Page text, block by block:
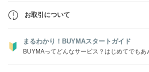
お取引について
まるわかり！BUYMAスタートガイド
BUYMAってどんなサービス？はじめてでもあ